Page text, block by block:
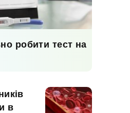
робити тест на
в